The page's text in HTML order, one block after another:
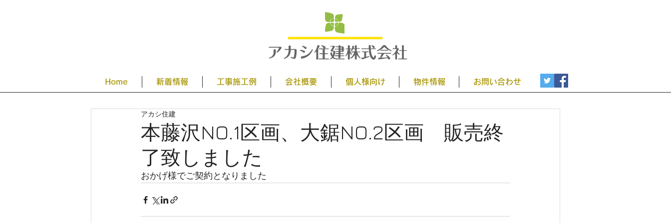
Home 新着情報 工事施工例 会社概要 個人様向け 物件情報 お問い合わせ
本藤沢NO.1区画、大鋸NO.2区画 販売終
了致しました
アカシ住建
おかげ様でご契約となりました